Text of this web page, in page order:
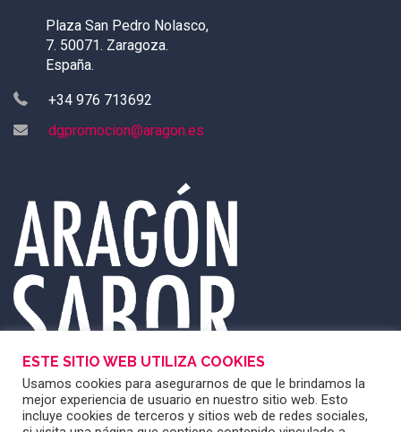
Plaza San Pedro Nolasco,
7. 50071. Zaragoza.
España.
+34 976 713692
dgpromocion@aragon.es
ESTE SITIO WEB UTILIZA COOKIES
Usamos cookies para asegurarnos de que le brindamos la
mejor experiencia de usuario en nuestro sitio web. Esto
incluye cookies de terceros y sitios web de redes sociales,